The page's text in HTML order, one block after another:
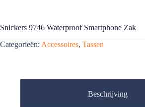
Snickers 9746 Waterproof Smartphone Zak
Categorieën: Accessoires, Tassen
Beschrijving